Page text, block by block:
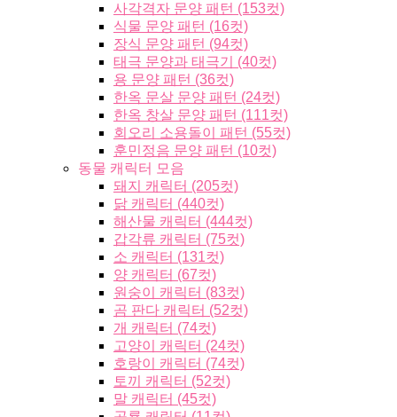
사각격자 문양 패턴 (153컷)
식물 문양 패턴 (16컷)
장식 문양 패턴 (94컷)
태극 문양과 태극기 (40컷)
용 문양 패턴 (36컷)
한옥 문살 문양 패턴 (24컷)
한옥 창살 문양 패턴 (111컷)
회오리 소용돌이 패턴 (55컷)
훈민정음 문양 패턴 (10컷)
동물 캐릭터 모음
돼지 캐릭터 (205컷)
닭 캐릭터 (440컷)
해산물 캐릭터 (444컷)
갑각류 캐릭터 (75컷)
소 캐릭터 (131컷)
양 캐릭터 (67컷)
원숭이 캐릭터 (83컷)
곰 판다 캐릭터 (52컷)
개 캐릭터 (74컷)
고양이 캐릭터 (24컷)
호랑이 캐릭터 (74컷)
토끼 캐릭터 (52컷)
말 캐릭터 (45컷)